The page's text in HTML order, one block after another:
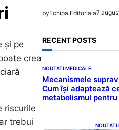
și pe
crea
riscurile
trebui
byEchipa Editoriala7
RECENT POSTS
NOUTATI MEDICALE
Mecanismele
Cum își adaptează
metabolismul
NOUTATI